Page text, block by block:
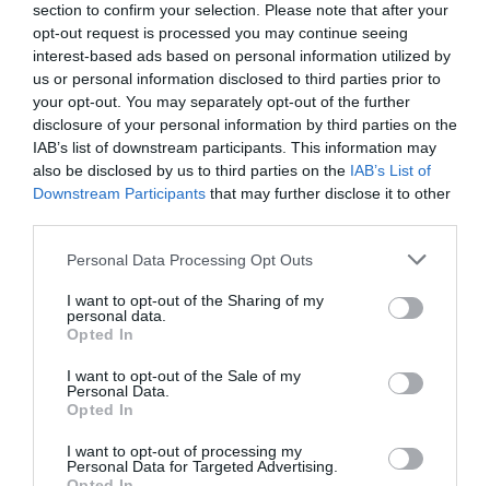
section to confirm your selection. Please note that after your
opt-out request is processed you may continue seeing
interest-based ads based on personal information utilized by
us or personal information disclosed to third parties prior to
your opt-out. You may separately opt-out of the further
disclosure of your personal information by third parties on the
IAB’s list of downstream participants. This information may
also be disclosed by us to third parties on the IAB’s List of
Downstream Participants that may further disclose it to other
Please note that this website/app uses one or more Google
not limited to your visit or usage behaviour. You may click to
grant or deny consent to Google and its third-party tags to
use your data for below specified purposes in below Google
consent section.
Personal Data Processing Opt Outs
I want to opt-out of the Sharing of my
personal data.
Opted In
I want to opt-out of the Sale of my
Personal Data.
Opted In
I want to opt-out of processing my
Personal Data for Targeted Advertising.
Θα αργήσουν οι εξετάσεις για τα αίτια θανάτου
του Μάθιου Πέρι
Κιάρα Φεράνι ως Σάρον Στόουν: Μιμήθηκε το
προκλητικό σταυροπόδι από το «Βασικό
Ένστικτο»
Ένας υπέροχος σκύλος από άμμο εντυπωσιάζει
στην οδό Τσιμισκή στην Θεσσαλονίκη (εικόνα)
στο Google News
και μάθετε πρώτοι όλες τις
Ροή ειδήσεων